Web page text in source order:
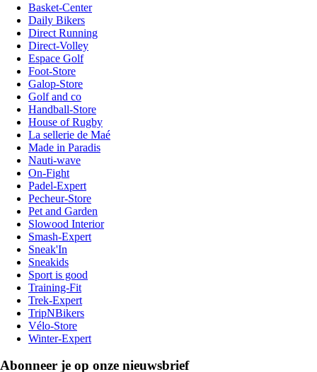
Basket-Center
Daily Bikers
Direct Running
Direct-Volley
Espace Golf
Foot-Store
Galop-Store
Golf and co
Handball-Store
House of Rugby
La sellerie de Maé
Made in Paradis
Nauti-wave
On-Fight
Padel-Expert
Pecheur-Store
Pet and Garden
Slowood Interior
Smash-Expert
Sneak'In
Sneakids
Sport is good
Training-Fit
Trek-Expert
TripNBikers
Vélo-Store
Winter-Expert
Abonneer je op onze nieuwsbrief